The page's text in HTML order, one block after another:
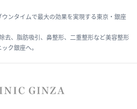
ンタイムで最大の効果を実現する東京・銀座
去、脂肪吸引、鼻整形、二重整形など美容整形
ク銀座へ。